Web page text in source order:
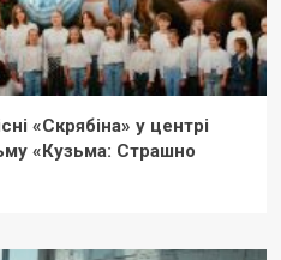
«Скрябіна» у центрі
«Кузьма: Страшно